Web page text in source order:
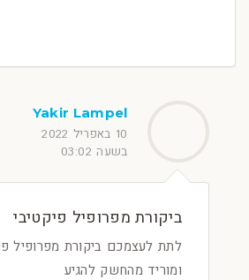
Yakir Lampel
10 באפריל 2022
בשעה 03:02
ביקורת מפרופיל פיקטיבי
ומוריד מהחשק להגיע